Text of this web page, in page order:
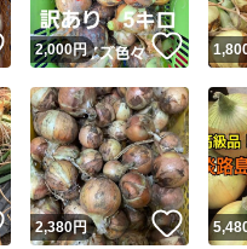
Yahoo!フリマが定めた一定の基
安心取引出品者
安心取引出品者
取引実績
こ
商品画像の 無断転載は
いいね！
2,000円 いいね
いいね！
2,380円 いいね